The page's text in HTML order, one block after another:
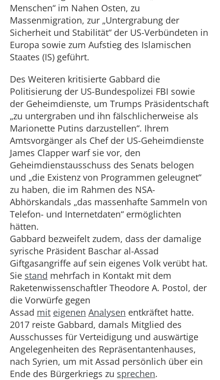
Menschen“ im Nahen Osten, zu
Massenmigration, zur „Untergrabung der
Sicherheit und Stabilität“ der US-Verbündeten in
Europa sowie zum Aufstieg des Islamischen
Staates (IS) geführt.
Des Weiteren kritisierte Gabbard die
Politisierung der US-Bundespolizei FBI sowie
der Geheimdienste, um Trumps Präsidentschaft
„zu untergraben und ihn fälschlicherweise als
Marionette Putins darzustellen“. Ihrem
Amtsvorgänger als Chef der US-Geheimdienste
James Clapper warf sie vor, den
Geheimdienstausschuss des Senats belogen
und „die Existenz von Programmen geleugnet“
zu haben, die im Rahmen des NSA-
Abhörskandals „das massenhafte Sammeln von
Telefon- und Internetdaten“ ermöglichten
hätten.
Gabbard bezweifelt zudem, dass der damalige
syrische Präsident Baschar al-Assad
Giftgasangriffe auf sein eigenes Volk verübt hat.
Sie stand mehrfach in Kontakt mit dem
Raketenwissenschaftler Theodore A. Postol, der
die Vorwürfe gegen
Assad mit eigenen Analysen entkräftet hatte.
2017 reiste Gabbard, damals Mitglied des
Ausschusses für Verteidigung und auswärtige
Angelegenheiten des Repräsentantenhauses,
nach Syrien, um mit Assad persönlich über ein
Ende des Bürgerkriegs zu sprechen.